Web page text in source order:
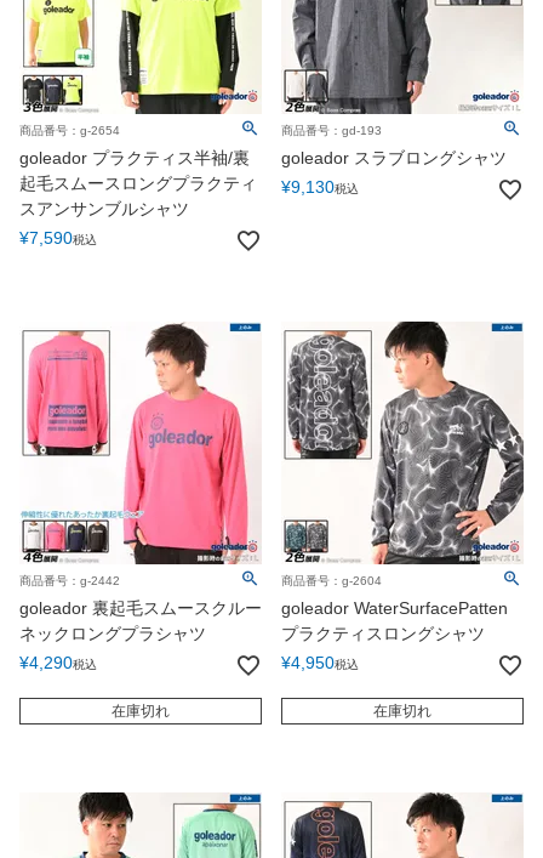
商品番号：g-2654
goleador プラクティス半袖/裏
起毛スムースロングプラクティ
スアンサンブルシャツ
¥7,590税込
商品番号：gd-193
goleador スラブロングシャツ
¥9,130税込
商品番号：g-2442
goleador 裏起毛スムースクルー
ネックロングプラシャツ
¥4,290税込
在庫切れ
商品番号：g-2604
goleador WaterSurfacePatten
プラクティスロングシャツ
¥4,950税込
在庫切れ